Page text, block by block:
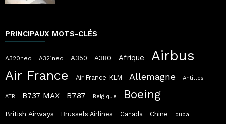
PRINCIPAUX MOTS-CLÉS
A320neo A321neo A350 A380 Afrique Airbus
Air France Air France-KLM Allemagne Antilles
ATR B737 MAX B787 Belgique Boeing
British Airways Brussels Airlines Canada Chine dubai